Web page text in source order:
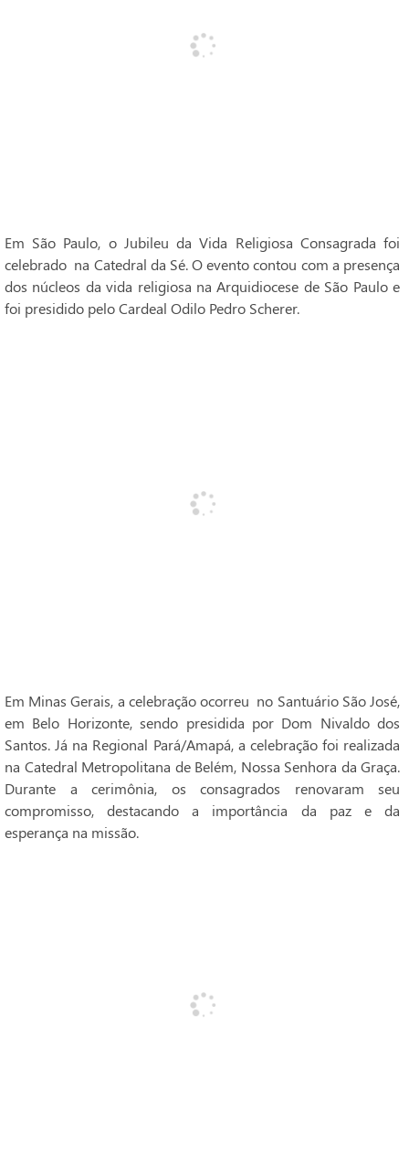
Em São Paulo, o Jubileu da Vida Religiosa Consagrada foi
celebrado na Catedral da Sé. O evento contou com a presença
dos núcleos da vida religiosa na Arquidiocese de São Paulo e
foi presidido pelo Cardeal Odilo Pedro Scherer.
Em Minas Gerais, a celebração ocorreu no Santuário São José,
em Belo Horizonte, sendo presidida por Dom Nivaldo dos
Santos. Já na Regional Pará/Amapá, a celebração foi realizada
na Catedral Metropolitana de Belém, Nossa Senhora da Graça.
Durante a cerimônia, os consagrados renovaram seu
compromisso, destacando a importância da paz e da
esperança na missão.